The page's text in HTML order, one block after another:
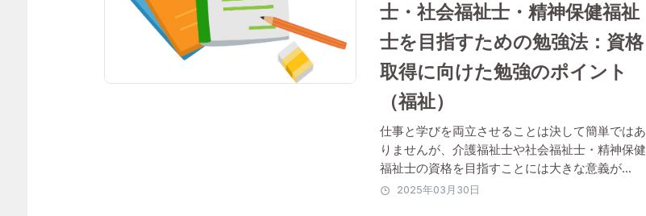
士・社会福祉士・精神保健福祉
士を目指すための勉強法：資格
取得に向けた勉強のポイント
（福祉）
仕事と学びを両立させることは決して簡単ではあ
りませんが、介護福祉士や社会福祉士・精神保健
福祉士の資格を目指すことには大きな意義が...
2025年03月30日